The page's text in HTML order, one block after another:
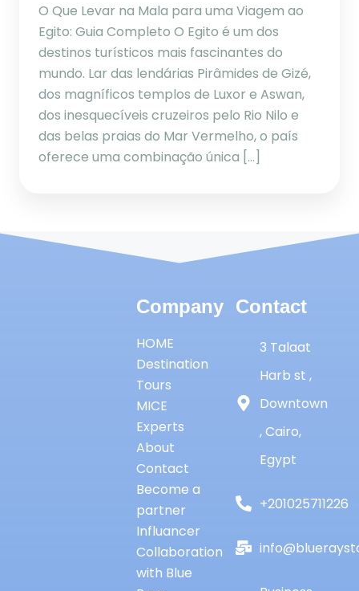
O Que Levar na Mala para uma Viagem ao
Egito: Guia Completo O Egito é um dos
destinos turísticos mais fascinantes do
mundo. Lar das lendárias Pirâmides de Gizé,
dos magníficos templos de Luxor e Aswan,
dos inesquecíveis cruzeiros pelo Rio Nilo e
das belas praias do Mar Vermelho, o país
oferece uma combinação única […]
Company
HOME
Destination
Tours
MICE
Experts
About
Contact
Become a
partner
Influancer
Collaboration
with Blue
Contact
3 Talaat
Harb st ,
Downtown
, Cairo,
Egypt
+201025711226